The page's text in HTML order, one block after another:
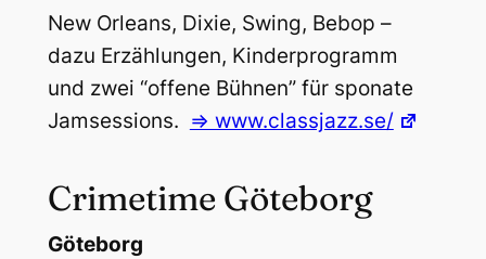
New Orleans, Dixie, Swing, Bebop –
dazu Erzählungen, Kinderprogramm
und zwei “offene Bühnen” für sponate
Jamsessions. => www.classjazz.se/
Crimetime Göteborg
Göteborg